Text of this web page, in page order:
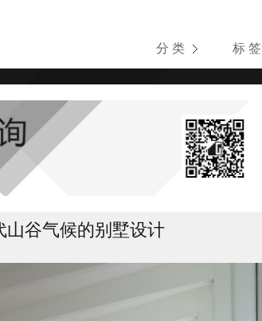
分 类 标 签
谷气候的别墅设计